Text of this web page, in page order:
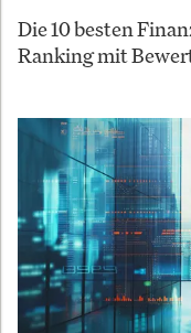
Die 10 besten
Ranking mit